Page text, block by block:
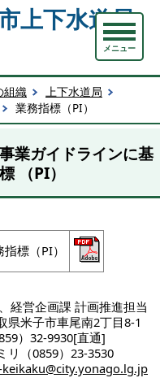
上下水道局
メニュー
組織
上下水道局
業務指標（PI）
業ガイドラインに基
（PI）
標（PI）
経営企画課 計画推進担当
県米子市車尾南2丁目8-1
）32-9930[直通]
リ（0859）23-3530